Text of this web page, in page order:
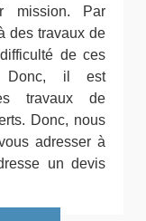
mission. Par
des travaux de
de ces
Donc, il est
travaux de
Donc, nous
adresser à
un devis